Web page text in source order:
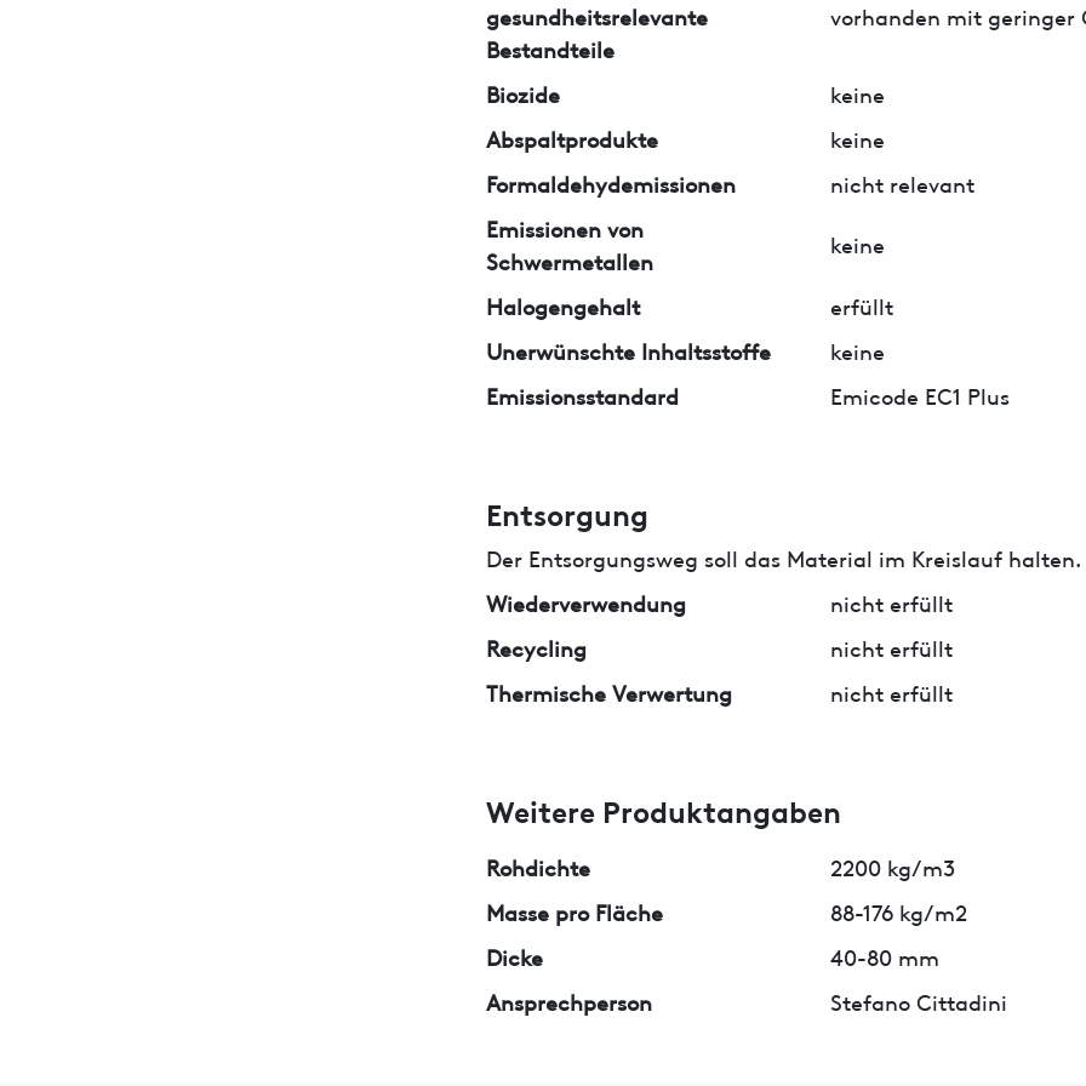
gesundheitsrelevante
Bestandteile
vorhanden mit geringer
Biozide
keine
Abspaltprodukte
keine
Formaldehydemissionen
nicht relevant
Emissionen von
Schwermetallen
keine
Halogengehalt
erfüllt
Unerwünschte Inhaltsstoffe
keine
Emissionsstandard
Emicode EC1 Plus
Entsorgung
Der Entsorgungsweg soll das Material im Kreislauf halten.
Wiederverwendung
nicht erfüllt
Recycling
nicht erfüllt
Thermische Verwertung
nicht erfüllt
Weitere Produktangaben
Rohdichte
2200 kg/m3
Masse pro Fläche
88-176 kg/m2
Dicke
40-80 mm
Ansprechperson
Stefano Cittadini